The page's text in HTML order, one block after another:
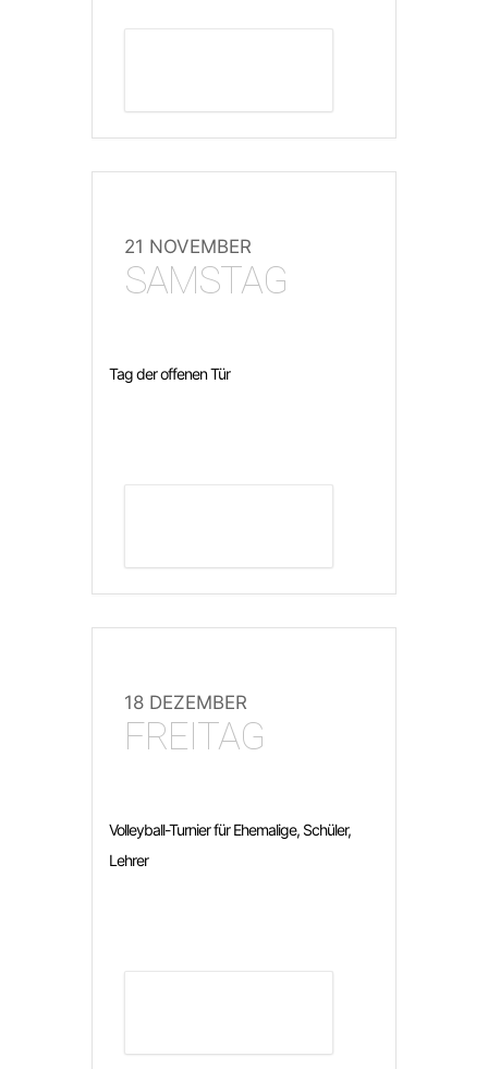
21 NOVEMBER
SAMSTAG
Tag der offenen Tür
18 DEZEMBER
FREITAG
Volleyball-Turnier für Ehemalige, Schüler,
Lehrer